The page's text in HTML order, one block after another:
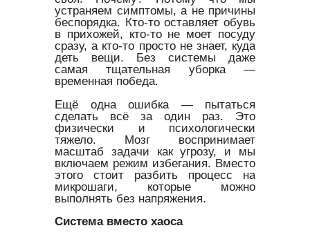
устраняем симптомы, а не причины
беспорядка. Кто-то оставляет обувь
в прихожей, кто-то не моет посуду
сразу, а кто-то просто не знает, куда
деть вещи. Без системы даже
самая тщательная уборка —
временная победа.
Ещё одна ошибка — пытаться
сделать всё за один раз. Это
физически и психологически
тяжело. Мозг воспринимает
масштаб задачи как угрозу, и мы
включаем режим избегания. Вместо
этого стоит разбить процесс на
микрошаги, которые можно
выполнять без напряжения.
Система вместо хаоса